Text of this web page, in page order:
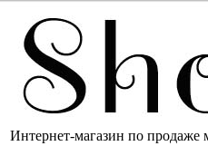
Интернет-магазин по